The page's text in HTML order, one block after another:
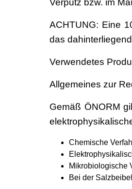
Verputz bzw. im
ACHTUNG: Eine
das
Verwendetes
Allgemeines zur
Gemäß ÖNORM
Chemische
Mikrobiologische
Bei der